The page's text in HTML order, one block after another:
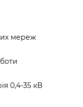
мереж
0,4-35 кВ